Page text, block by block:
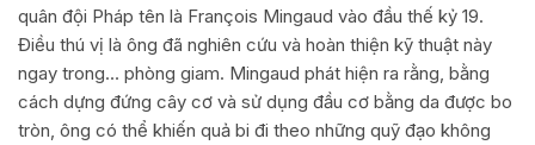
quân đội Pháp tên là François Mingaud vào đầu thế kỷ 19.
Điều thú vị là ông đã nghiên cứu và hoàn thiện kỹ thuật này
ngay trong… phòng giam. Mingaud phát hiện ra rằng, bằng
cách dựng đứng cây cơ và sử dụng đầu cơ bằng da được bo
tròn, ông có thể khiến quả bi đi theo những quỹ đạo không